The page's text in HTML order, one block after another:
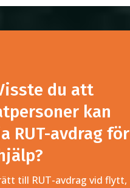
du att
kan
RUT-avdrag för
till RUT-avdrag vid flytt,